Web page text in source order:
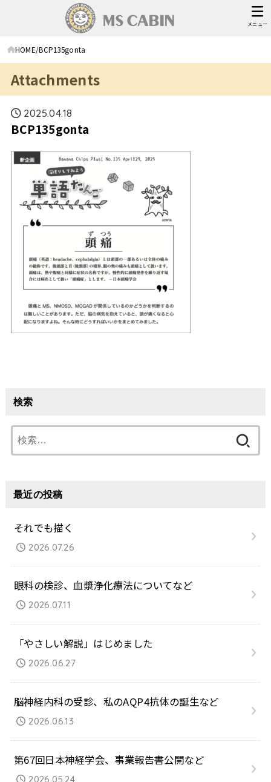
メニュー
HOME BCP135gonta
Attachments
2025.04.18
BCP135gonta
検索
索:
最近の投稿
それでも描く
2026.07.26
眼科の検診、血漿浄化療法についてなど
2026.07.11
「やさしい解説」はじめました
2026.06.27
脳神経内科の受診、私のAQP4抗体の誕生など
2026.06.13
第67回日本神経学会、事業報告書公開など
2026.05.24